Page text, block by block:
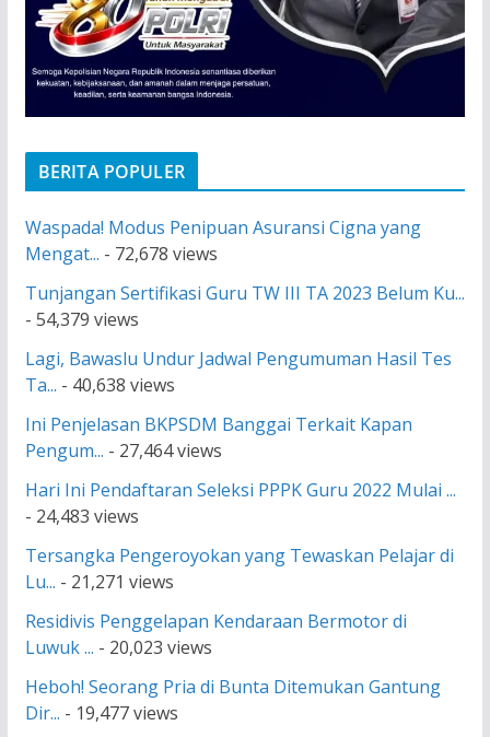
BERITA POPULER
Waspada! Modus Penipuan Asuransi Cigna yang
Mengat... - 72,678 views
Tunjangan Sertifikasi Guru TW III TA 2023 Belum Ku...
- 54,379 views
Lagi, Bawaslu Undur Jadwal Pengumuman Hasil Tes
Ta... - 40,638 views
Ini Penjelasan BKPSDM Banggai Terkait Kapan
Pengum... - 27,464 views
Hari Ini Pendaftaran Seleksi PPPK Guru 2022 Mulai ...
- 24,483 views
Tersangka Pengeroyokan yang Tewaskan Pelajar di
Lu... - 21,271 views
Residivis Penggelapan Kendaraan Bermotor di
Luwuk ... - 20,023 views
Heboh! Seorang Pria di Bunta Ditemukan Gantung
Dir... - 19,477 views